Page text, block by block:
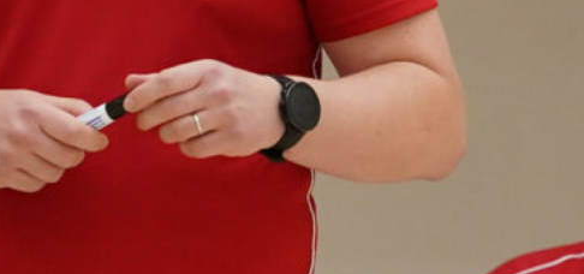
Helsinki Seagullsin kokoonpano
vahvistuu kahdella tuoreella
kasvolla. Joukkue on tehnyt
tulevan kauden mittaiset
sopimukset viime kaudella
Saksan ProA-sarjan Karlsruhe
Lionsia edustaneen 26-vuotiaan
yhdysvaltalaislaituri Tyrese